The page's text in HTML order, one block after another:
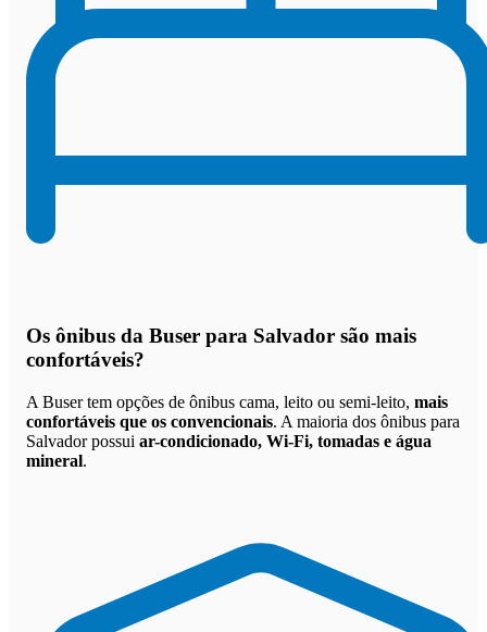
Os ônibus da Buser para Salvador são mais
confortáveis?
A Buser tem opções de ônibus cama, leito ou semi-leito, mais
confortáveis que os convencionais. A maioria dos ônibus para
Salvador possui ar-condicionado, Wi-Fi, tomadas e água
mineral.